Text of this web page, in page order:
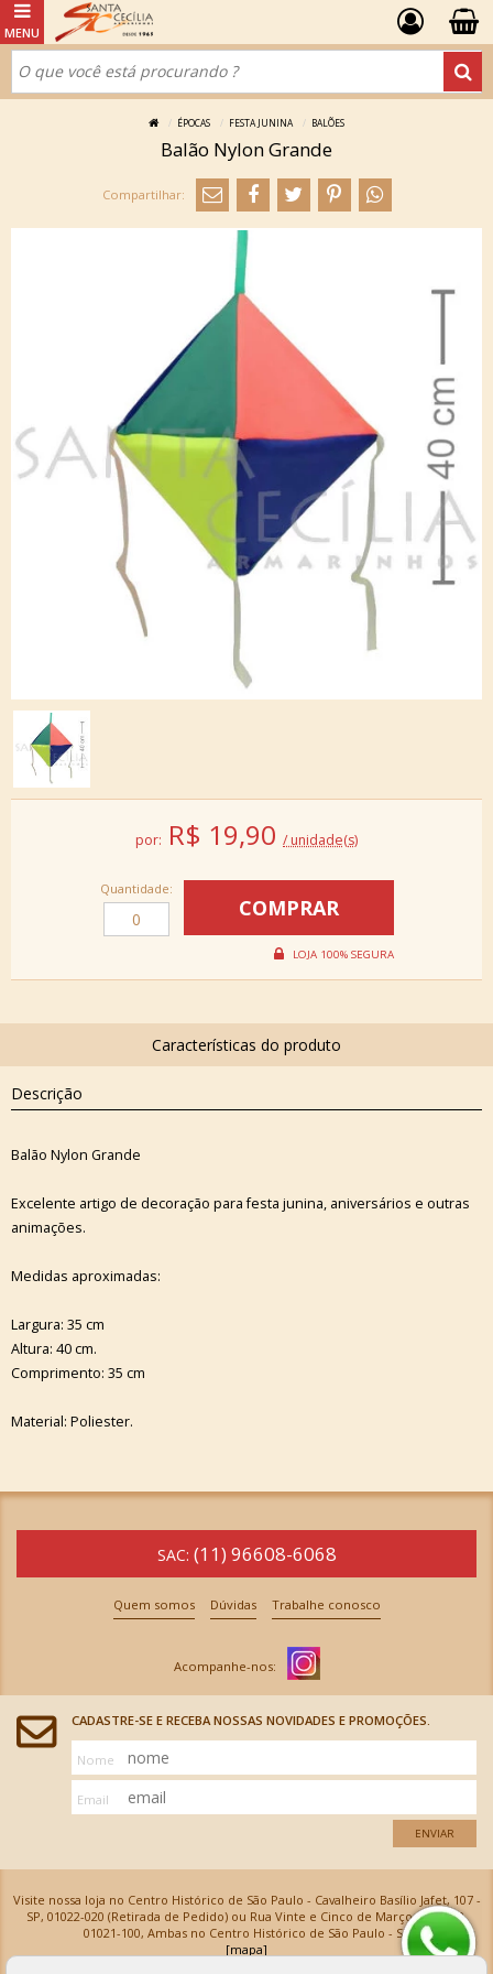
ÉPOCAS FESTA JUNINA BALÕES
Balão Nylon Grande
por: R$ 19,90 / unidade(s)
Quantidade:
Descrição
Balão Nylon Grande
Excelente artigo de decoração para festa junina, aniversários e outras
animações.
Medidas aproximadas:
Largura: 35 cm
Altura: 40 cm.
Comprimento: 35 cm
Material: Poliester.
SAC: (11) 96608-6068
Quem somos Dúvidas Trabalhe conosco
CADASTRE-SE E RECEBA NOSSAS NOVIDADES E PROMOÇÕES.
Nome
Email
ENVIAR
Visite nossa loja no Centro Histórico de São Paulo - Cavalheiro Basílio Jafet, 107 -
SP, 01022-020 (Retirada de Pedido) ou Rua Vinte e Cinco de Março, 576 - SP,
01021-100, Ambas no Centro Histórico de São Paulo - SP
[mapa]